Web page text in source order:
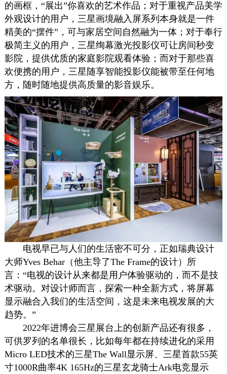
的画框，“展出”你喜欢的艺术作品；对于重视产品美学
外观设计的用户，三星画境融入屏系列本身就是一件
精美的“摆件”，可与家居空间自然融为一体；对于奉行
极简主义的用户，三星绚幕激光投影仪可让房间秒变
影院，提供优质的家庭影院观看体验；而对于那些喜
欢便携的用户，三星随享智能投影仪能被带至任何地
方，随时随地提供高质量的影音娱乐。
电视早已与人们的生活密不可分，正如瑞典设计
大师Yves Behar（他主导了The Frame的设计）所
言：“电视的设计从来都是用户体验驱动的，而不是技
术驱动。对设计师而言，探索一种全新方式，将屏幕
显示融合入我们的生活空间，这是未来电视发展的大
趋势。”
2022年进博会三星展台上的创新产品还有很多，
可供罗列的名单很长，比如每年都在持续进化的采用
Micro LED技术的三星The Wall显示屏、三星首款55英
寸1000R曲率4K 165Hz的三星玄龙骑士Ark电竞显示